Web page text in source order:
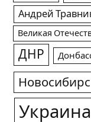
Андрей
Великая
ДНР
Украина